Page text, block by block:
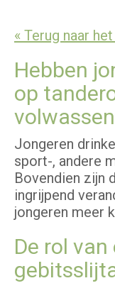
« Terug naar
Hebben
op
Jongeren
sport-, andere
Bovendien zijn
ingrijpend
jongeren meer
De rol